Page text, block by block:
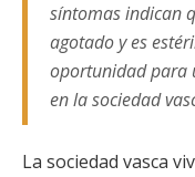
síntomas indican
agotado y es
oportunidad para
en la sociedad
La sociedad vasca